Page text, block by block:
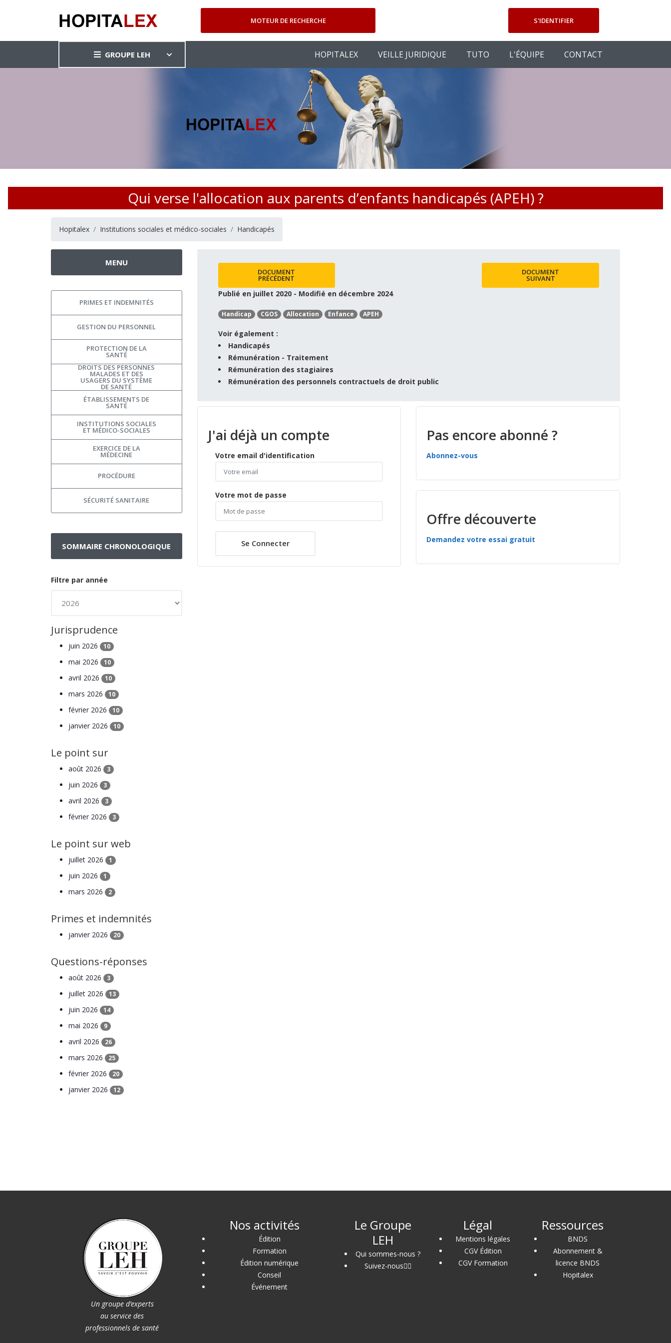
MOTEUR DE RECHERCHE S'IDENTIFIER
GROUPE LEH HOPITALEX VEILLE JURIDIQUE TUTO L'ÉQUIPE CONTACT
Qui verse l'allocation aux parents d’enfants handicapés (APEH) ?
Hopitalex Institutions sociales et médico-sociales Handicapés
DOCUMENT
PRÉCÉDENT
DOCUMENT
SUIVANT
Publié en juillet 2020 - Modifié en décembre 2024
Handicap CGOS Allocation Enfance APEH
Voir également :
Handicapés
Rémunération - Traitement
Rémunération des stagiaires
Rémunération des personnels contractuels de droit public
J'ai déjà un compte
Votre email d'identification
Votre mot de passe
Se Connecter
Pas encore abonné ?
Abonnez-vous
Offre découverte
Demandez votre essai gratuit
MENU
PRIMES ET INDEMNITÉS
GESTION DU PERSONNEL
PROTECTION DE LA
SANTÉ
DROITS DES PERSONNES
MALADES ET DES
USAGERS DU SYSTÈME
DE SANTÉ
ÉTABLISSEMENTS DE
SANTÉ
INSTITUTIONS SOCIALES
ET MÉDICO-SOCIALES
EXERCICE DE LA
MÉDECINE
PROCÉDURE
SÉCURITÉ SANITAIRE
SOMMAIRE CHRONOLOGIQUE
Filtre par année
Jurisprudence
juin 2026 10
mai 2026 10
avril 2026 10
mars 2026 10
février 2026 10
janvier 2026 10
Le point sur
août 2026 3
juin 2026 3
avril 2026 3
février 2026 3
Le point sur web
juillet 2026 1
juin 2026 1
mars 2026 2
Primes et indemnités
janvier 2026 20
Questions-réponses
août 2026 3
juillet 2026 13
juin 2026 14
mai 2026 9
avril 2026 26
mars 2026 25
février 2026 20
janvier 2026 12
Un groupe d’experts
au service des
professionnels de santé
Nos activités
Édition
Formation
Édition numérique
Conseil
Événement
Le Groupe
LEH
Qui sommes-nous ?
Suivez-nous
Légal
Mentions légales
CGV Édition
CGV Formation
Ressources
BNDS
Abonnement &
licence BNDS
Hopitalex